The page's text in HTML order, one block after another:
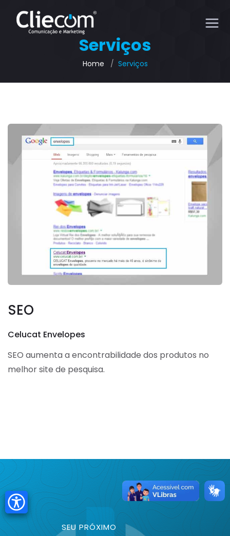
Serviços
Home Serviços
SEO
Celucat Envelopes
SEO aumenta a encontrabilidade dos produtos no
melhor site de pesquisa.
SEU PRÓXIMO